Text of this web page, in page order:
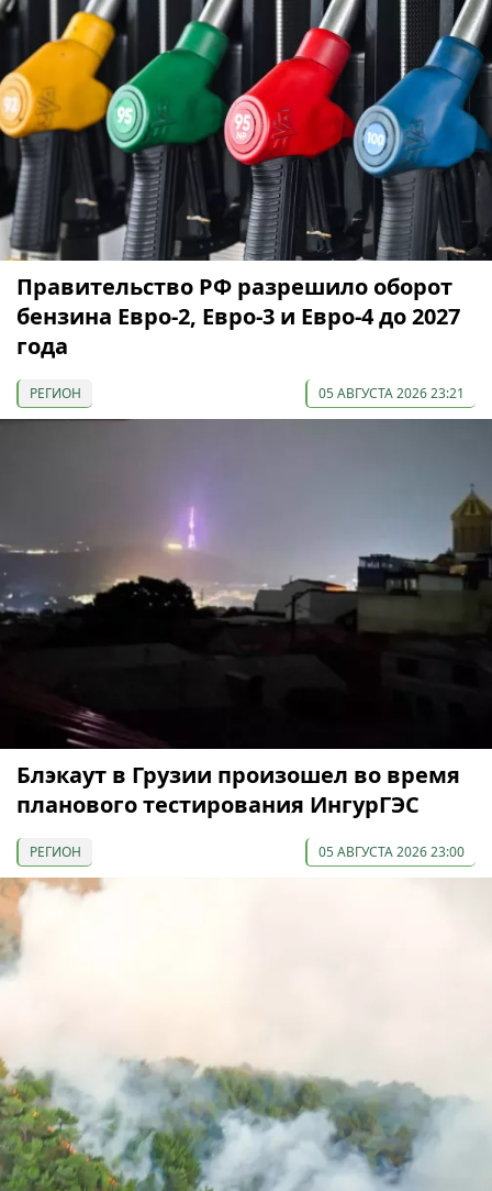
Правительство РФ разрешило оборот
бензина Евро-2, Евро-3 и Евро-4 до 2027
года
РЕГИОН 05 АВГУСТА 2026 23:21
Блэкаут в Грузии произошел во время
планового тестирования ИнгурГЭС
РЕГИОН 05 АВГУСТА 2026 23:00